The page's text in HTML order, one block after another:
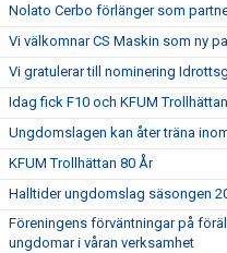
Nolato Cerbo förlänger som
Vi välkomnar CS Maskin som ny
Vi gratulerar till nominering
Idag fick F10 och KFUM
Ungdomslagen kan åter träna
KFUM Trollhättan 80 År
Halltider ungdomslag säsongen
Föreningens förväntningar på
ungdomar i våran verksamhet